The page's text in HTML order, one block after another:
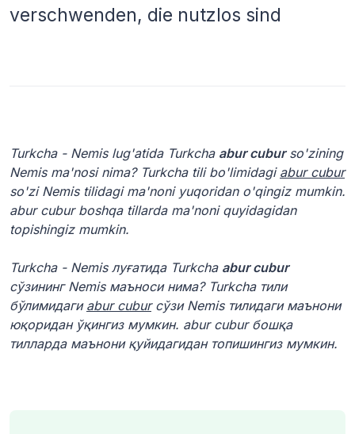
verschwenden, die nutzlos sind
Turkcha - Nemis lug'atida Turkcha abur cuburso'zining
Nemis ma'nosi nima? Turkcha tili bo'limidagi abur cubur
so'zi Nemis tilidagi ma'noni yuqoridan o'qingiz mumkin.
abur cubur boshqa tillarda ma'noni quyidagidan
topishingiz mumkin.
Turkcha - Nemis луғатида Turkcha abur cubur
сўзининг Nemis маъноси нима? Turkcha тили
бўлимидаги abur cuburсўзи Nemis тилидаги маънони
юқоридан ўқингиз мумкин. abur cubur бошқа
тилларда маънони қуйидагидан топишингиз мумкин.